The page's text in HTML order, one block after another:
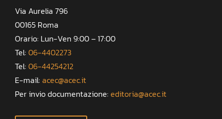
Via Aurelia 796
00165 Roma
Orario: Lun-Ven 9:00 – 17:00
Tel: 06-4402273
Tel: 06-44254212
E-mail: acec@acec.it
Per invio documentazione: editoria@acec.it